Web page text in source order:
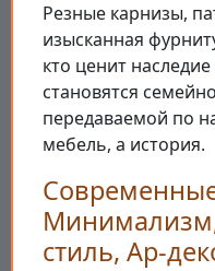
Резные карнизы,
изысканная
кто ценит наследие
становятся
передаваемой по
мебель, а история.
стиль, Ар-